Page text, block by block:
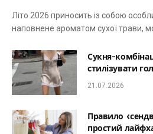
Літо 2026 приносить із собою
наповнене ароматом сухої трави,
Сукня-
стилізувати
до романтичної
21.07.2026
Правило
простий